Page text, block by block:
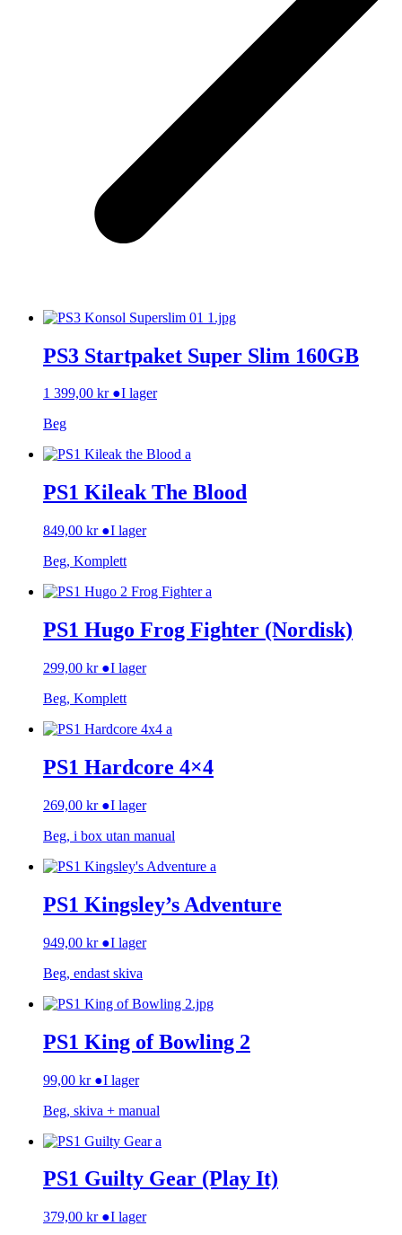
PS3 Startpaket Super Slim 160GB
1 399,00 kr ●I lager
Beg
PS1 Kileak The Blood
849,00 kr ●I lager
Beg, Komplett
PS1 Hugo Frog Fighter (Nordisk)
299,00 kr ●I lager
Beg, Komplett
PS1 Hardcore 4×4
269,00 kr ●I lager
Beg, i box utan manual
PS1 Kingsley’s Adventure
949,00 kr ●I lager
Beg, endast skiva
PS1 King of Bowling 2
99,00 kr ●I lager
Beg, skiva + manual
PS1 Guilty Gear (Play It)
379,00 kr ●I lager